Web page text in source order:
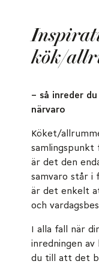
kök/
– så inreder
närvaro
Köket/
samlingspunkt
är det den
samvaro står i
är det enkelt
och
I alla fall när
inredningen
du till att det